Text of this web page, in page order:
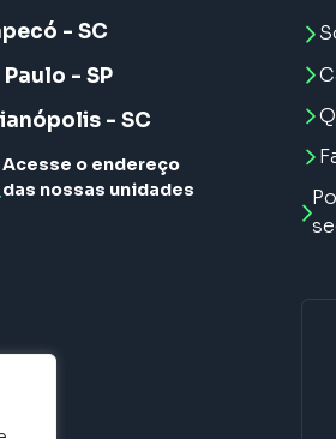
- SC
Paulo - SP
- SC
Acesse o endereço
das nossas unidades